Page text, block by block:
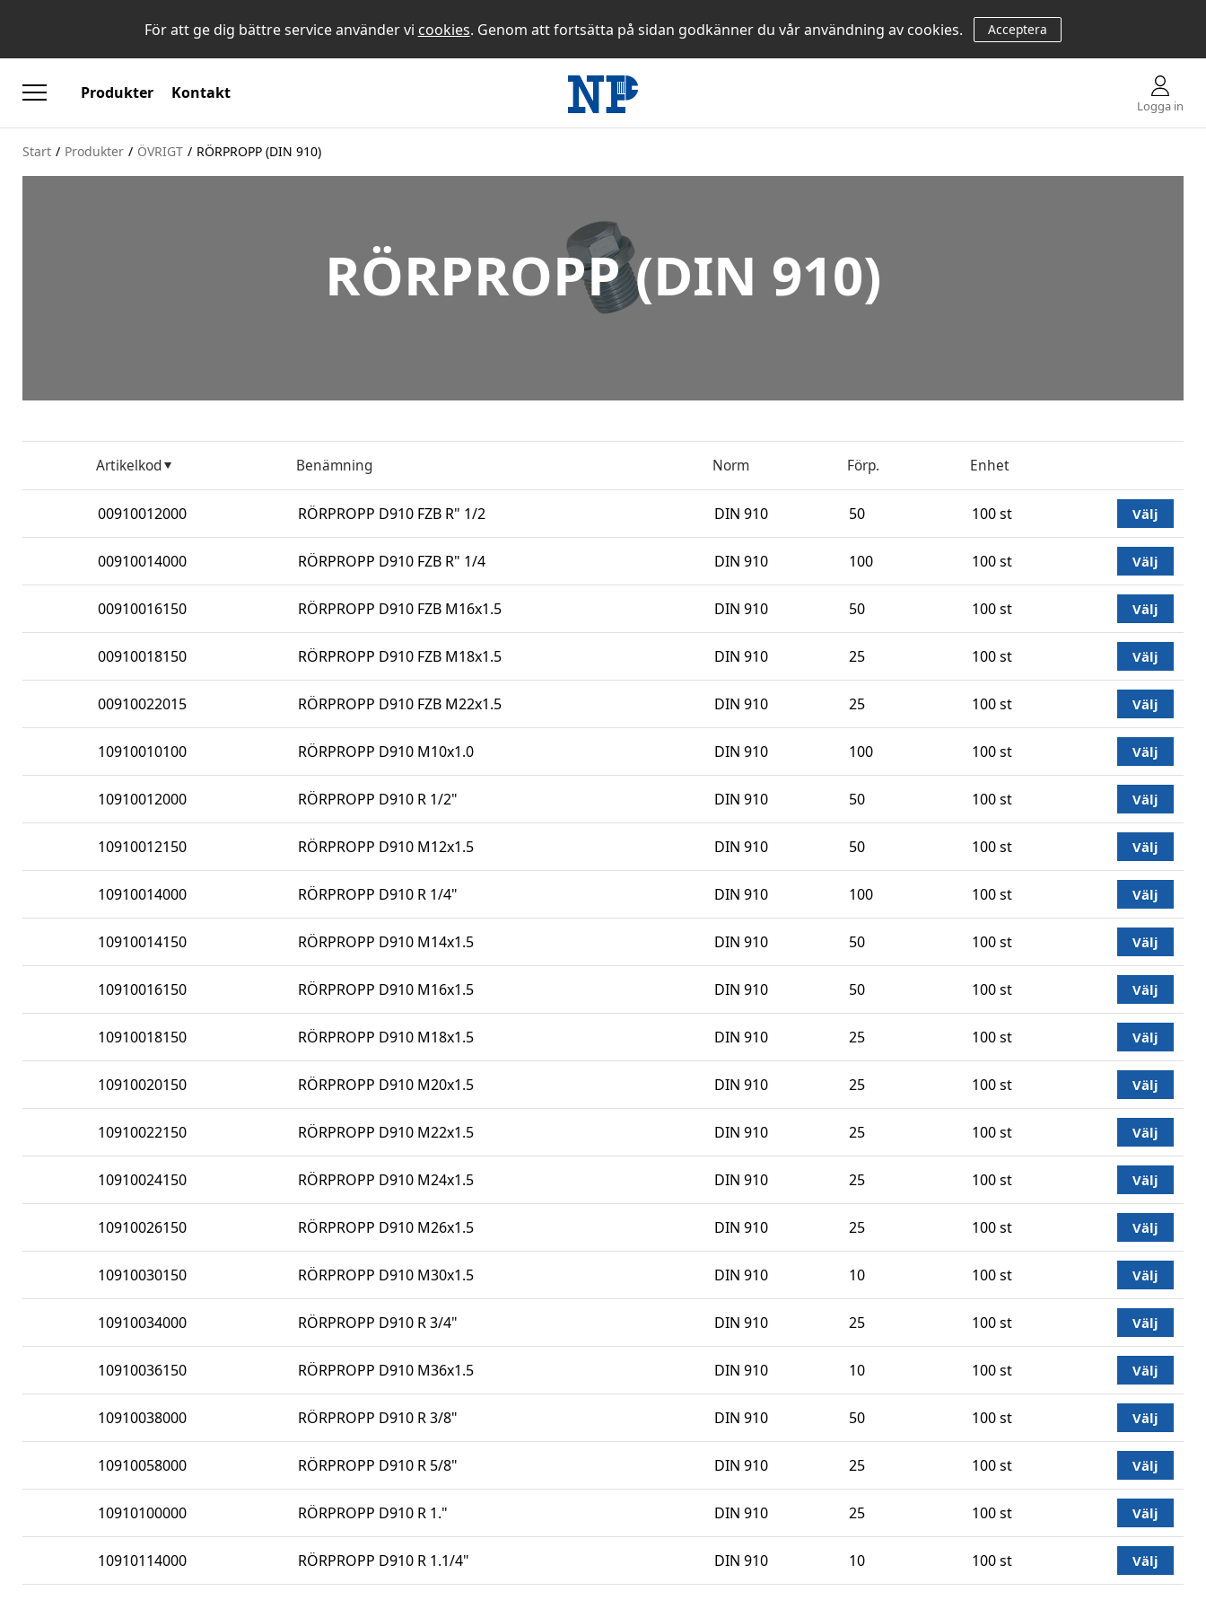
För att ge dig bättre service använder vi cookies. Genom att fortsätta på sidan godkänner du vår användning av cookies. Acceptera
Produkter Kontakt
Logga in
Start / Produkter / ÖVRIGT / RÖRPROPP (DIN 910)
RÖRPROPP (DIN 910)
Artikelkod Benämning Norm Förp. Enhet
00910012000 RÖRPROPP D910 FZB R" 1/2 DIN 910 50 100 st Välj
00910014000 RÖRPROPP D910 FZB R" 1/4 DIN 910 100 100 st Välj
00910016150 RÖRPROPP D910 FZB M16x1.5 DIN 910 50 100 st Välj
00910018150 RÖRPROPP D910 FZB M18x1.5 DIN 910 25 100 st Välj
00910022015 RÖRPROPP D910 FZB M22x1.5 DIN 910 25 100 st Välj
10910010100 RÖRPROPP D910 M10x1.0 DIN 910 100 100 st Välj
10910012000 RÖRPROPP D910 R 1/2" DIN 910 50 100 st Välj
10910012150 RÖRPROPP D910 M12x1.5 DIN 910 50 100 st Välj
10910014000 RÖRPROPP D910 R 1/4" DIN 910 100 100 st Välj
10910014150 RÖRPROPP D910 M14x1.5 DIN 910 50 100 st Välj
10910016150 RÖRPROPP D910 M16x1.5 DIN 910 50 100 st Välj
10910018150 RÖRPROPP D910 M18x1.5 DIN 910 25 100 st Välj
10910020150 RÖRPROPP D910 M20x1.5 DIN 910 25 100 st Välj
10910022150 RÖRPROPP D910 M22x1.5 DIN 910 25 100 st Välj
10910024150 RÖRPROPP D910 M24x1.5 DIN 910 25 100 st Välj
10910026150 RÖRPROPP D910 M26x1.5 DIN 910 25 100 st Välj
10910030150 RÖRPROPP D910 M30x1.5 DIN 910 10 100 st Välj
10910034000 RÖRPROPP D910 R 3/4" DIN 910 25 100 st Välj
10910036150 RÖRPROPP D910 M36x1.5 DIN 910 10 100 st Välj
10910038000 RÖRPROPP D910 R 3/8" DIN 910 50 100 st Välj
10910058000 RÖRPROPP D910 R 5/8" DIN 910 25 100 st Välj
10910100000 RÖRPROPP D910 R 1." DIN 910 25 100 st Välj
10910114000 RÖRPROPP D910 R 1.1/4" DIN 910 10 100 st Välj